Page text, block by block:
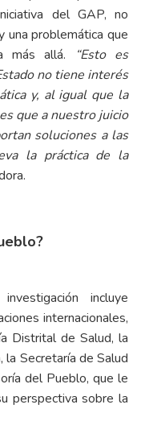
del GAP, no
una problemática que
más allá.
“Esto es
no tiene interés
y, al igual que la
que a nuestro juicio
soluciones a las
la práctica de la
incluye
internacionales,
Distrital de Salud, la
la Secretaría de Salud
del Pueblo, que le
perspectiva sobre la